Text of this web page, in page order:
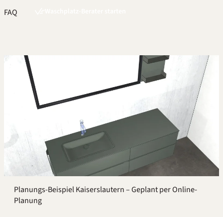
FAQ
Planungs-Beispiel Kaiserslautern – Geplant per Online-
Planung